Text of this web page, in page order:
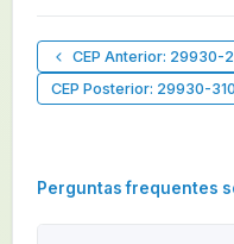
CEP Anterior: 29930-
CEP Posterior: 29930-310
Perguntas frequentes